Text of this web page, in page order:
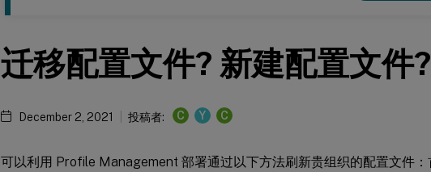
迁移配置文件? 新建配置文件?
December 2, 2021 投稿者: C Y C
可以利用 Profile Management 部署通过以下方法刷新贵组织的配置文件：